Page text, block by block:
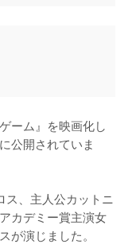
ーム』を映画化し
公開されていま
ス、主人公カットニ
カデミー賞主演女
が演じました。